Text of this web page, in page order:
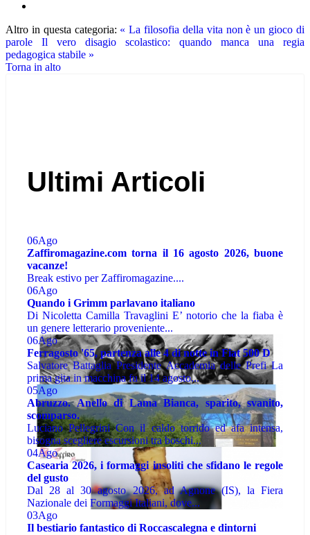
Altro in questa categoria: « La filosofia della vita non è un gioco di
parole
Il vero disagio scolastico: quando manca una regia
pedagogica stabile »
Torna in alto
Ultimi Articoli
06Ago
Zaffiromagazine.com torna il 16 agosto 2026, buone
vacanze!
Break estivo per Zaffiromagazine....
06Ago
Quando i Grimm parlavano italiano
Di Nicoletta Camilla Travaglini E’ notorio che la fiaba è
un genere letterario proveniente...
06Ago
Ferragosto '65, partenza alle 4 di notte in Fiat 500 D
Salvatore Battaglia Presidente Accademia delle Prefi La
prima gita in macchina fu il 14 agosto...
05Ago
Abruzzo. Anello di Lama Bianca, sparito, svanito,
scomparso.
Luciano Pellegrini Con il caldo torrido ed afa intensa,
bisogna scegliere escursioni tra boschi...
04Ago
Casearia 2026, i formaggi insoliti che sfidano le regole
del gusto
Dal 28 al 30 agosto 2026, ad Agnone (IS), la Fiera
Nazionale dei Formaggi Italiani, dove...
03Ago
Il bestiario fantastico di Roccascalegna e dintorni